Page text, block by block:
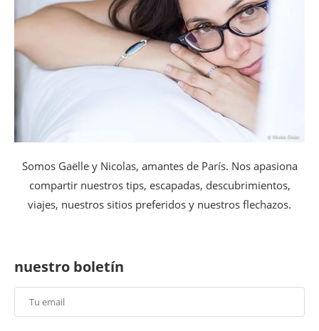
Somos Gaëlle y Nicolas, amantes de París. Nos apasiona
compartir nuestros tips, escapadas, descubrimientos,
viajes, nuestros sitios preferidos y nuestros flechazos.
nuestro boletín